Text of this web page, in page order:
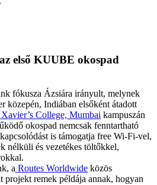
első KUUBE okospad
fókusza Ázsiára irányult, melynek
közepén, Indiában elsőként átadott
Xavier’s College, Mumbai kampuszán
okospad nemcsak fenntartható
is támogatja free Wi-Fi-vel,
nélküli és vezetékes töltőkkel,
a Routes Worldwide közös
projekt remek példája annak, hogyan